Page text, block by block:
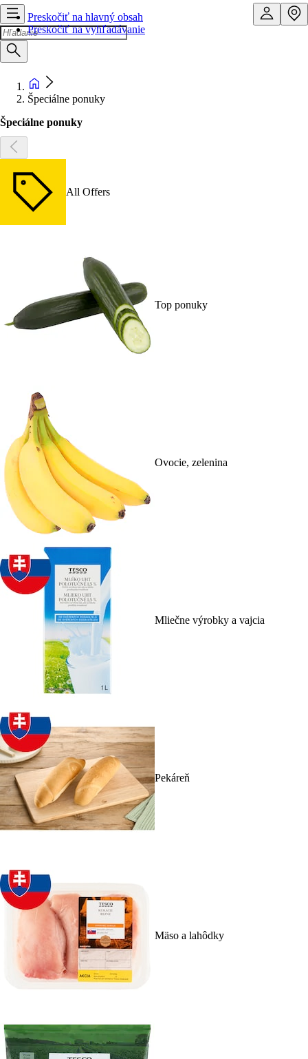
Preskočiť na hlavný obsah
Preskočiť na vyhľadávanie
Špeciálne ponuky
Špeciálne ponuky
All Offers
Top ponuky
Ovocie, zelenina
Mliečne výrobky a vajcia
Pekáreň
Mäso a lahôdky